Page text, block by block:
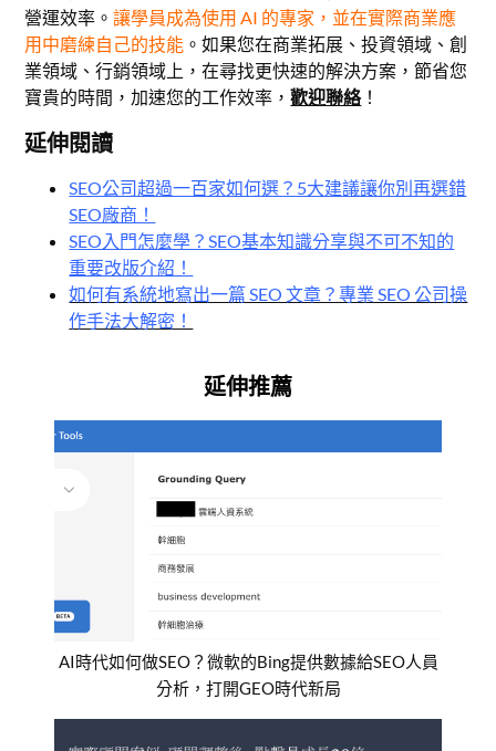
營運效率。讓學員成為使用 AI 的專家，並在實際商業應
用中磨練自己的技能 。如果您在商業拓展、投資領域、創
業領域、行銷領域上，在尋找更快速的解決方案，節省您
寶貴的時間，加速您的工作效率，歡迎聯絡！
延伸閱讀
SEO公司超過一百家如何選？5大建議讓你別再選錯
SEO廠商！
SEO入門怎麼學？SEO基本知識分享與不可不知的
重要改版介紹！
如何有系統地寫出一篇 SEO 文章？專業 SEO 公司操
作手法大解密！
延伸推薦
AI時代如何做SEO？微軟的Bing提供數據給SEO人員
分析，打開GEO時代新局